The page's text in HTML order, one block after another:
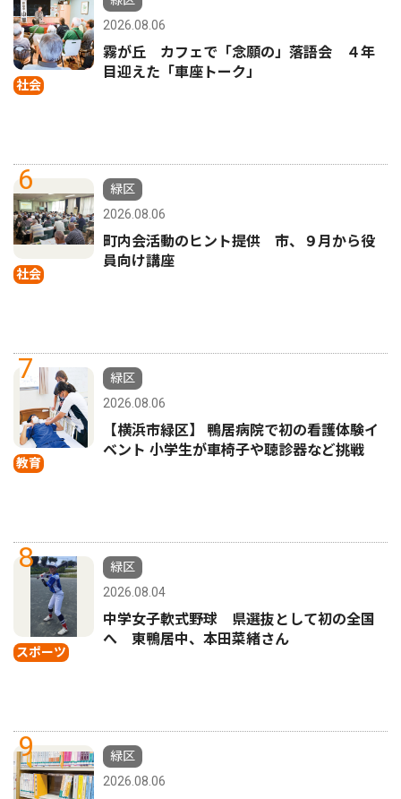
社会
2026.08.06
霧が丘 カフェで「念願の」落語会 ４年
目迎えた「車座トーク」
6
社会
緑区
2026.08.06
町内会活動のヒント提供 市、９月から役
員向け講座
7
教育
緑区
2026.08.06
【横浜市緑区】 鴨居病院で初の看護体験イ
ベント 小学生が車椅子や聴診器など挑戦
8
スポーツ
緑区
2026.08.04
中学女子軟式野球 県選抜として初の全国
へ 東鴨居中、本田菜緒さん
9
緑区
2026.08.06